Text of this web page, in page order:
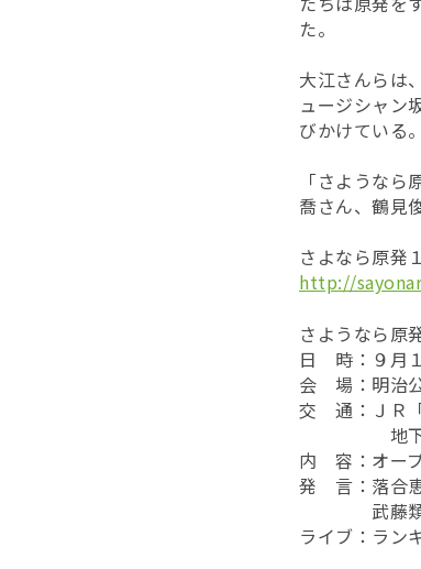
た。
大江さんらは
ュージシャン
びかけている
「さような
喬さん、鶴見
さよなら原発
http://
さようなら
日 時：９月
会 場：明治
交 通：ＪＲ
地下鉄銀
内 容：オー
発 言：落合
武藤類子さ
ライブ：ラン